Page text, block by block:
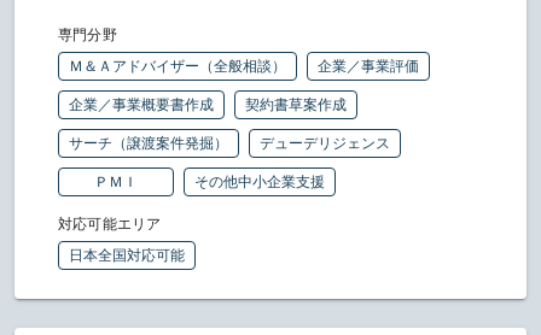
専門分野
Ｍ＆Ａアドバイザー（全般相談）
企業／事業評価
企業／事業概要書作成 契約書草案作成
サーチ（譲渡案件発掘） デューデリジェンス
ＰＭＩ その他中小企業支援
対応可能エリア
日本全国対応可能